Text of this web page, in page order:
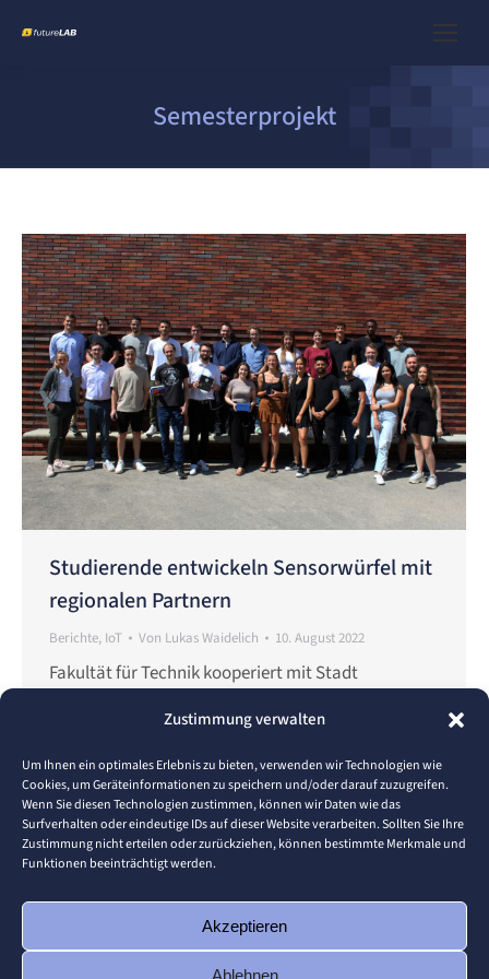
Zustimmung verwalten
Um Ihnen ein optimales Erlebnis zu bieten, verwenden wir Technologien wie
Cookies, um Geräteinformationen zu speichern und/oder darauf zuzugreifen.
Wenn Sie diesen Technologien zustimmen, können wir Daten wie das
Surfverhalten oder eindeutige IDs auf dieser Website verarbeiten. Sollten Sie Ihre
Zustimmung nicht erteilen oder zurückziehen, können bestimmte Merkmale und
Funktionen beeinträchtigt werden.
Akzeptieren
Ablehnen
Semesterprojekt
Studierende entwickeln Sensorwürfel mit
regionalen Partnern
Berichte, IoT Von Lukas Waidelich 10. August 2022
Fakultät für Technik kooperiert mit Stadt
dem Oberbegriff Smart City wird die intelligente,
vernetzte und ressourceneffiziente Stadt der
Zukunft subsummiert. Ziel ist es, das Leben in der
Stadt noch lebenswerter zu gestalten.
Beispielsweise unterstützen datenbasierte Services
die Reduktion des Verkehrsaufkommens durch
optimiertes Routing oder es können Wetterextreme
durch Aggregation…